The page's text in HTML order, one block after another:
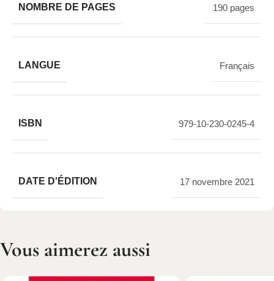
NOMBRE DE PAGES 190 pages
LANGUE Français
ISBN 979-10-230-0245-4
DATE D'ÉDITION 17 novembre 2021
Vous aimerez aussi